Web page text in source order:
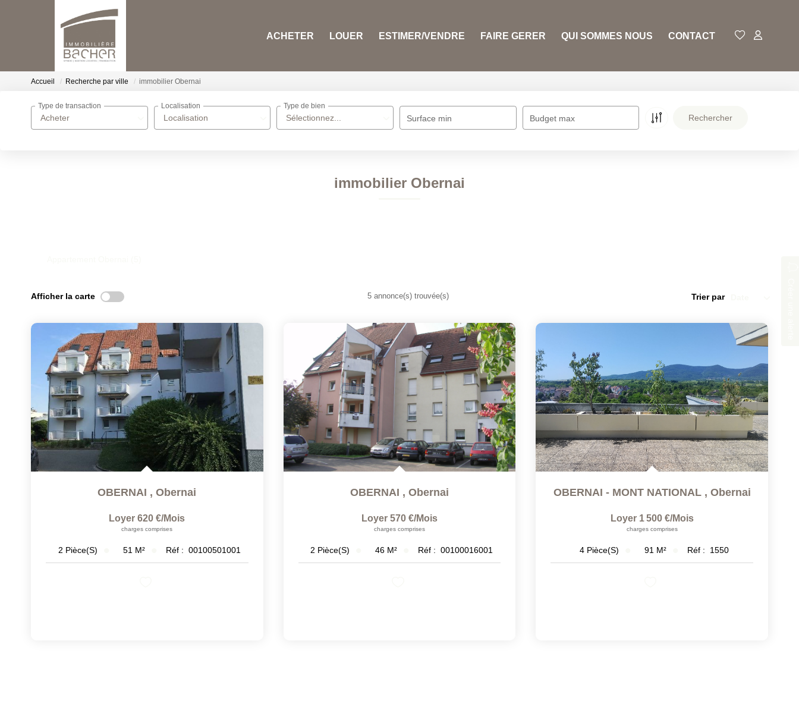
ACHETER LOUER ESTIMER/VENDRE FAIRE GERER QUI SOMMES NOUS CONTACT
Accueil Recherche par ville immobilier Obernai
Acheter
Type de transaction
Localisation
Localisation
Sélectionnez...
Type de bien
Surface min Budget max
immobilier Obernai
Afficher la carte 5 annonce(s) trouvée(s) Trier par
OBERNAI ,Obernai
Loyer 620 €/mois
charges comprises
2 Pièce(s) 51 M² Réf : 00100501001
OBERNAI , Obernai
Loyer 570 €/mois
charges comprises
2 Pièce(s) 46 M² Réf : 00100016001
OBERNAI - MONT NATIONAL , Obernai
Loyer 1 500 €/mois
charges comprises
4 Pièce(s) 91 M² Réf : 1550